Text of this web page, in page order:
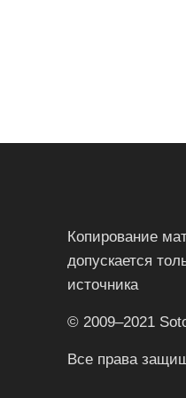
Копирование
допускается
источника
© 2009–2021
Все права